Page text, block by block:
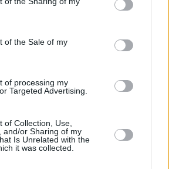
to Google and its third-party tags to
specified purposes in below Google
of the Sale of my
of processing my
Targeted Advertising.
of Collection, Use,
and/or Sharing of my
Is Unrelated with the
it was collected.